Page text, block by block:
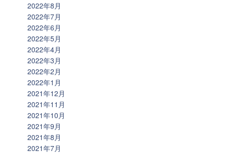
2022年8月
2022年7月
2022年6月
2022年5月
2022年4月
2022年3月
2022年2月
2022年1月
2021年12月
2021年11月
2021年10月
2021年9月
2021年8月
2021年7月